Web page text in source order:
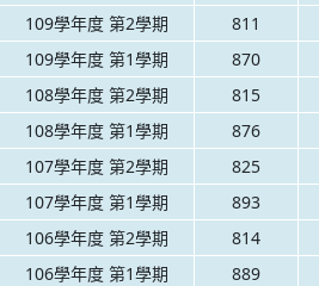
109學年度 第2學期
811
109學年度 第1學期
870
108學年度 第2學期
815
108學年度 第1學期
876
107學年度 第2學期
825
107學年度 第1學期
893
106學年度 第2學期
814
106學年度 第1學期
889